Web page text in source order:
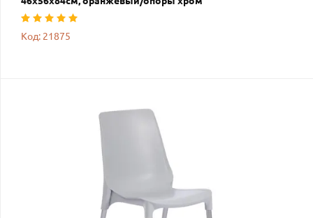
Код: 21875